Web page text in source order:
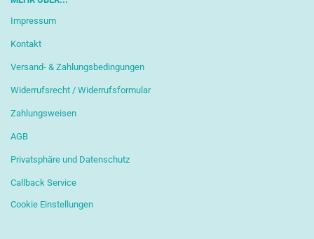
Impressum
Kontakt
Versand- & Zahlungsbedingungen
Widerrufsrecht / Widerrufsformular
Zahlungsweisen
AGB
Privatsphäre und Datenschutz
Callback Service
Cookie Einstellungen